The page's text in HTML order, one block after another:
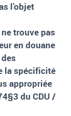
l’objet
trouve pas
en douane
la spécificité
appropriée
du CDU /